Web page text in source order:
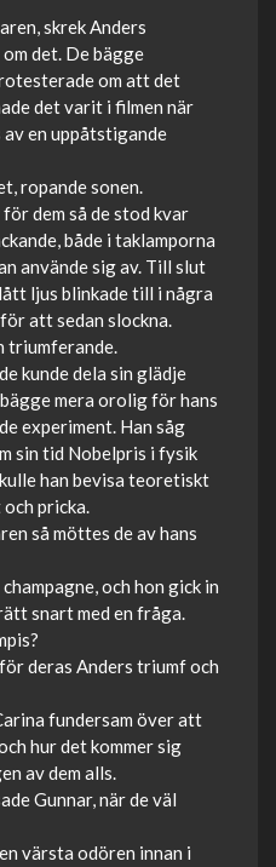
skrek Anders
det. De bägge
om att det
det varit i filmen när
en uppåtstigande
ropande sonen.
dem så de stod kvar
både i taklamporna
använde sig av. Till slut
ljus blinkade till i några
att sedan slockna.
triumferande.
kunde dela sin glädje
mera orolig för hans
experiment. Han såg
sin tid Nobelpris i fysik
han bevisa teoretiskt
pricka.
så möttes de av hans
och hon gick in
snart med en fråga.
deras Anders triumf och
fundersam över att
hur det kommer sig
av dem alls.
Gunnar, när de väl
värsta odören innan i